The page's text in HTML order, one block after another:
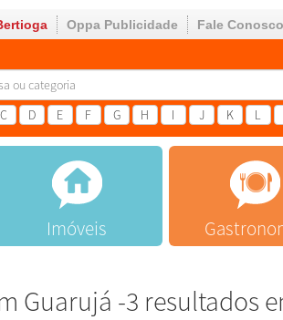
Oppa Publicidade Fale Conosco
C D E F G H I J K L
Imóveis
Guarujá -3 resultados